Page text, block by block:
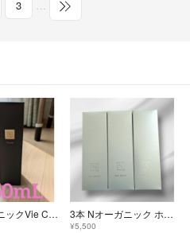
3 …
NオーガニックVie Cホイップフォーム 3本 Nオーガニック ホワイトクリアジェルウォッシュ 150g 洗顔料
¥5,500